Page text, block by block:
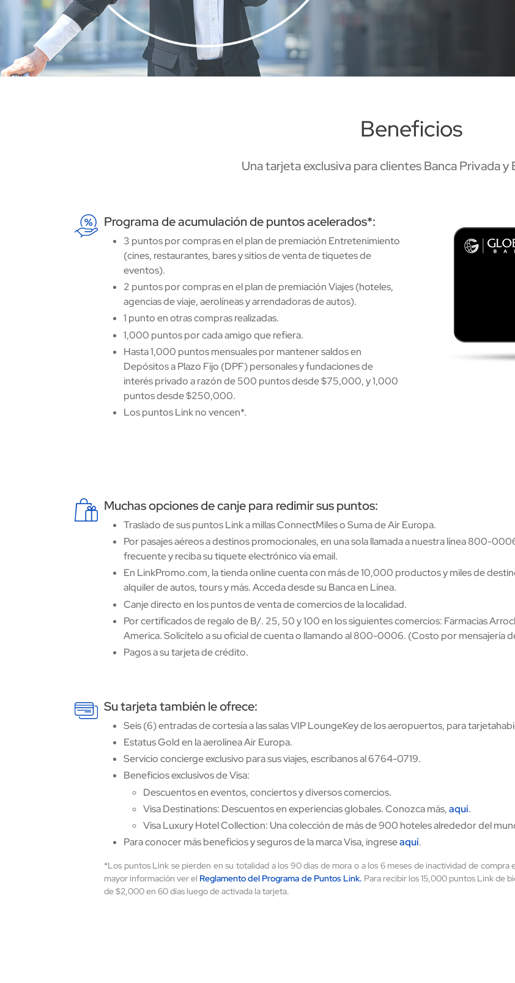
Beneficios
Una tarjeta exclusiva para clientes Banca Privada y
ImagePrograma de acumulación de puntos acelerados*:
3 puntos por compras en el plan de premiación Entretenimiento
(cines, restaurantes, bares y sitios de venta de tiquetes de
eventos).
2 puntos por compras en el plan de premiación Viajes (hoteles,
agencias de viaje, aerolíneas y arrendadoras de autos).
1 punto en otras compras realizadas.
1,000 puntos por cada amigo que refiera.
Hasta 1,000 puntos mensuales por mantener saldos en
Depósitos a Plazo Fijo (DPF) personales y fundaciones de
interés privado a razón de 500 puntos desde $75,000, y 1,000
puntos desde $250,000.
Los puntos Link no vencen*.
ImageMuchas opciones de canje para redimir sus puntos:
Traslado de sus puntos Link a millas ConnectMiles o Suma de Air Europa.
Por pasajes aéreos a destinos promocionales, en una sola llamada a nuestra línea 800-
frecuente y reciba su tiquete electrónico vía email.
En LinkPromo.com, la tienda online cuenta con más de 10,000 productos y miles de
alquiler de autos, tours y más. Acceda desde su Banca en Línea.
Canje directo en los puntos de venta de comercios de la localidad.
Por certificados de regalo de B/. 25, 50 y 100 en los siguientes comercios: Farmacias
America. Solicítelo a su oficial de cuenta o llamando al 800-0006. (Costo por mensajería
Pagos a su tarjeta de crédito.
ImageSu tarjeta también le ofrece:
Seis (6) entradas de cortesía a las salas VIP LoungeKey de los aeropuertos, para
Estatus Gold en la aerolínea Air Europa.
Servicio concierge exclusivo para sus viajes, escribanos al 6764-0719.
Beneficios exclusivos de Visa:
Descuentos en eventos, conciertos y diversos comercios.
Visa Destinations: Descuentos en experiencias globales. Conozca más,aquí.
Visa Luxury Hotel Collection: Una colección de más de 900 hoteles alrededor del
Para conocer más beneficios y seguros de la marca Visa, ingreseaquí.
*Los puntos Link se pierden en su totalidad a los 90 días de mora o a los 6 meses de inactividad de
mayor información ver el Reglamento del Programa de Puntos Link. Para recibir los 15,000 puntos Link de
de $2,000 en 60 días luego de activada la tarjeta.